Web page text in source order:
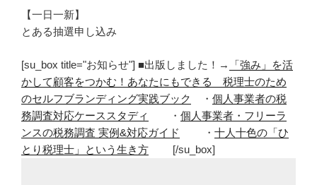
【一日一新】
とある抽選申し込み
[su_box title="お知らせ"] ■出版しました！→
「強み」を活
かして顧客をつかむ！あなたにもできる 税理士のため
のセルフブランディング実践ブック
・ 個人事業者の税
務調査対応ケーススタディ
・ 個人事業者・フリーラ
ンスの税務調査 実例&対応ガイド
・ 十人十色の「ひ
とり税理士」という生き方 [/su_box]